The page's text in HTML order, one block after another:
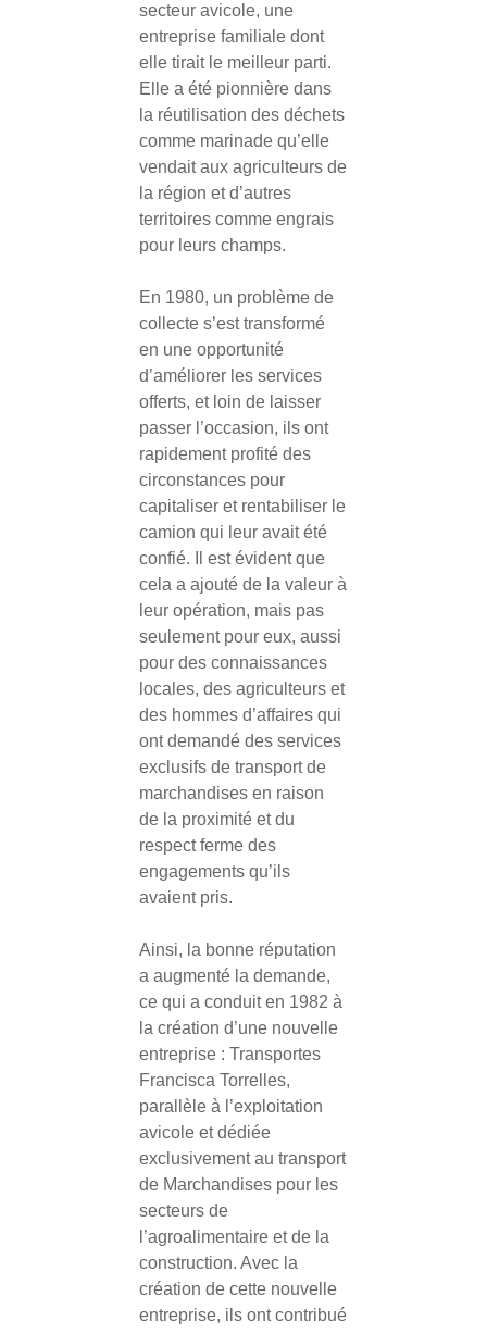
secteur avicole, une
entreprise familiale dont
elle tirait le meilleur parti.
Elle a été pionnière dans
la réutilisation des déchets
comme marinade qu’elle
vendait aux agriculteurs de
la région et d’autres
territoires comme engrais
pour leurs champs.
En 1980, un problème de
collecte s’est transformé
en une opportunité
d’améliorer les services
offerts, et loin de laisser
passer l’occasion, ils ont
rapidement profité des
circonstances pour
capitaliser et rentabiliser le
camion qui leur avait été
confié. Il est évident que
cela a ajouté de la valeur à
leur opération, mais pas
seulement pour eux, aussi
pour des connaissances
locales, des agriculteurs et
des hommes d’affaires qui
ont demandé des services
exclusifs de transport de
marchandises en raison
de la proximité et du
respect ferme des
engagements qu’ils
avaient pris.
Ainsi, la bonne réputation
a augmenté la demande,
ce qui a conduit en 1982 à
la création d’une nouvelle
entreprise : Transportes
Francisca Torrelles,
parallèle à l’exploitation
avicole et dédiée
exclusivement au transport
de Marchandises pour les
secteurs de
l’agroalimentaire et de la
construction. Avec la
création de cette nouvelle
entreprise, ils ont contribué